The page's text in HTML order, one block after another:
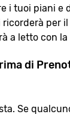
i tuoi piani e
per
a letto con la
di
Se